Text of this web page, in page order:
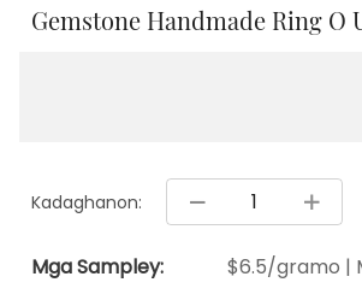
Gemstone Handmade Ring O
Kadaghanon:
Mga Sampley:
$6.5/gramo |